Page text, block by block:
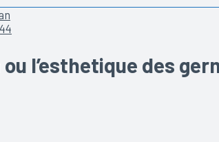
l’esthetique des